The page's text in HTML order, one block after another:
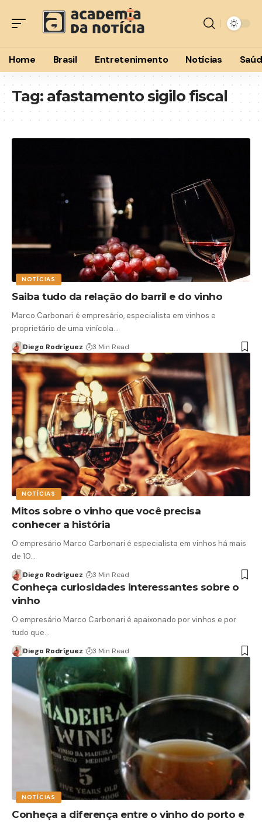
Home Brasil Entretenimento Notícias
Tag: afastamento sigilo fiscal
NOTÍCIAS
Saiba tudo da relação do barril e do vinho
Marco Carbonari é empresário, especialista em vinhos e
proprietário de uma vinícola…
Diego Rodríguez 3 Min Read
NOTÍCIAS
Mitos sobre o vinho que você precisa
conhecer a história
O empresário Marco Carbonari é especialista em vinhos há mais
de 10…
Diego Rodríguez 3 Min Read
Conheça curiosidades interessantes sobre o
vinho
O empresário Marco Carbonari é apaixonado por vinhos e por
tudo que…
Diego Rodríguez 3 Min Read
NOTÍCIAS
Conheça a diferença entre o vinho do porto e